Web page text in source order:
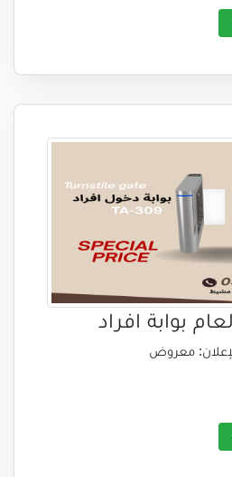
بوابة افراد
معروض